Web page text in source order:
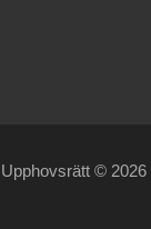
Upphovsrätt © 2026